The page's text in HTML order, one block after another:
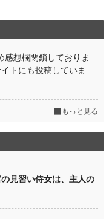
感想欄閉鎖しておりま
トにも投稿していま
もっと見る
見習い侍女は、主人の